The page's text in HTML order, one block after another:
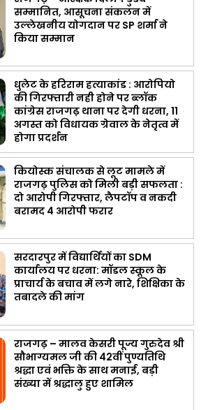
सम्मानित, आसूचना संकलन में
उल्लेखनीय योगदान पर SP शर्मा ने
किया सम्मान
धुलेट के हरिराम हत्याकांड : आरोपियो
की गिरफ्तारी नही होने पर ब्लॉक
कांग्रेस राजगढ़ थाना पर देगी धरना, 11
अगस्त को विधायक ग्रेवाल के नेतृत्व में
होगा प्रदर्शन
कियोस्क संचालक से लूट मामले में
राजगढ़ पुलिस को मिली बड़ी सफलता :
दो आरोपी गिरफ्तार, लैपटॉप व नकदी
बरामद 4 आरोपी फरार
सरदारपुर में विद्यार्थियों का SDM
कार्यालय पर धरना: मॉडल स्कूल के
प्राचार्य के बचाव में लगे नारे, शिक्षिका के
तबादले की मांग
राजगढ़ – मालव केसरी पूज्य गुरुदेव श्री
सौभाग्यमल जी की 42वीं पुण्यतिथि
श्रद्धा एवं भक्ति के साथ मनाई, बड़ी
संख्या में श्रद्धालु हुए शामिल